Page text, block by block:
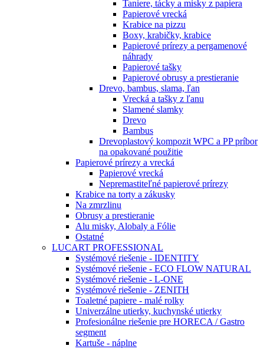
Taniere, tácky a misky z papiera
Papierové vrecká
Krabice na pizzu
Boxy, krabičky, krabice
Papierové prírezy a pergamenové
náhrady
Papierové tašky
Papierové obrusy a prestieranie
Drevo, bambus, slama, ľan
Vrecká a tašky z ľanu
Slamené slamky
Drevo
Bambus
Drevoplastový kompozit WPC a PP príbor
na opakované použitie
Papierové prírezy a vrecká
Papierové vrecká
Nepremastiteľné papierové prírezy
Krabice na torty a zákusky
Na zmrzlinu
Obrusy a prestieranie
Alu misky, Alobaly a Fólie
Ostatné
LUCART PROFESSIONAL
Systémové riešenie - IDENTITY
Systémové riešenie - ECO FLOW NATURAL
Systémové riešenie - L-ONE
Systémové riešenie - ZENITH
Toaletné papiere - malé rolky
Univerzálne utierky, kuchynské utierky
Profesionálne riešenie pre HORECA / Gastro
segment
Kartuše - náplne